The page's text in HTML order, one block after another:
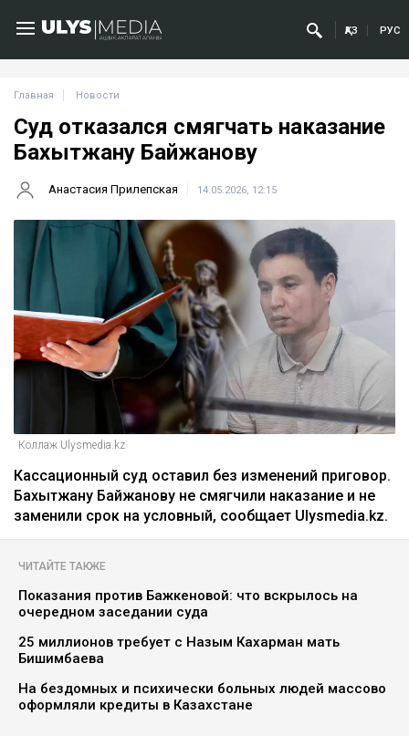
ҚАЗ РУС
Главная Новости
Суд отказался смягчать наказание
Бахытжану Байжанову
Анастасия Прилепская 14.05.2026, 12:15
Коллаж Ulysmedia.kz
Кассационный суд оставил без изменений приговор.
Бахытжану Байжанову не смягчили наказание и не
заменили срок на условный, сообщает Ulysmedia.kz.
ЧИТАЙТЕ ТАКЖЕ
Показания против Бажкеновой: что вскрылось на
очередном заседании суда
25 миллионов требует с Назым Кахарман мать
Бишимбаева
На бездомных и психически больных людей массово
оформляли кредиты в Казахстане